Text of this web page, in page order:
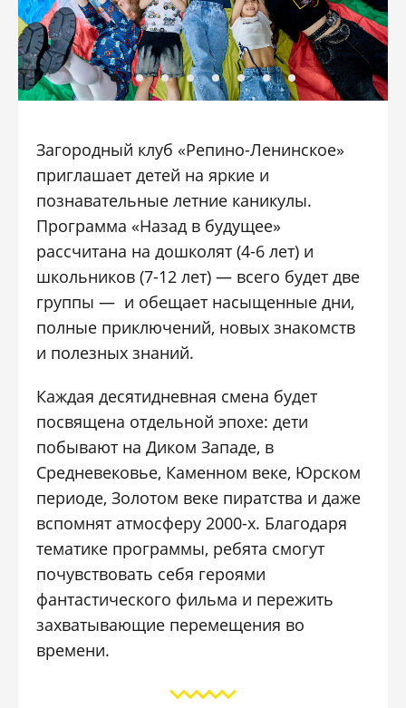
Загородный клуб «Репино-Ленинское»
приглашает детей на яркие и
познавательные летние каникулы.
Программа «Назад в будущее»
рассчитана на дошколят (4-6 лет) и
школьников (7-12 лет) — всего будет две
группы — и обещает насыщенные дни,
полные приключений, новых знакомств
и полезных знаний.
Каждая десятидневная смена будет
посвящена отдельной эпохе: дети
побывают на Диком Западе, в
Средневековье, Каменном веке, Юрском
периоде, Золотом веке пиратства и даже
вспомнят атмосферу 2000-х. Благодаря
тематике программы, ребята смогут
почувствовать себя героями
фантастического фильма и пережить
захватывающие перемещения во
времени.